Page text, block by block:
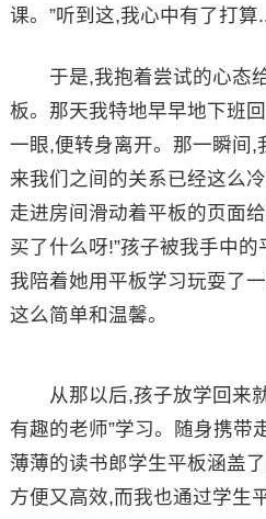
课。”听到这,我心中有了打算
于是,我抱着尝试的心态
板。那天我特地早早地下班
一眼,便转身离开。那一瞬间,
来我们之间的关系已经这么
走进房间滑动着平板的页面
买了什么呀!”孩子被我手中
我陪着她用平板学习玩耍了
这么简单和温馨。
从那以后,孩子放学回来就
有趣的老师”学习。随身携带
薄薄的读书郎学生平板涵盖
方便又高效,而我也通过学生